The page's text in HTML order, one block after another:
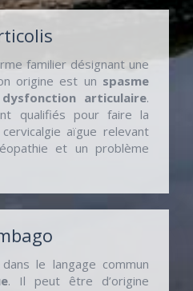
familier désignant une
origine est un spasme
dysfonction articulaire.
qualifiés pour faire la
aïgue relevant
et un problème
le langage commun
. Il peut être d’origine